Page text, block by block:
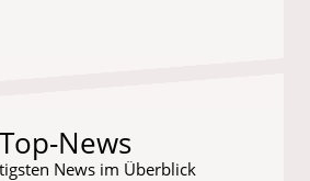
Top-News
News im Überblick